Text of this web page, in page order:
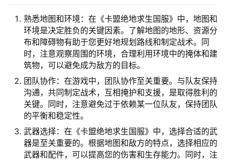
熟悉地图和环境：在《卡盟绝地求生国服》中，地图和
环境是决定胜负的关键因素。了解地图的地形、资源分
布和障碍物有助于您更好地规划路线和制定战术。同
时，注意观察周围的环境，合理利用环境中的掩体和建
筑物，可以避免成为敌方的目标。
团队协作：在游戏中，团队协作至关重要。与队友保持
沟通，共同制定战术，互相掩护和支援，是取得胜利的
关键。同时，注意避免过于依赖某一位队友，保持团队
的平衡和稳定性。
武器选择：在《卡盟绝地求生国服》中，选择合适的武
器是至关重要的。根据地图和敌方的特点，选择相应的
武器和配件，可以提高您的伤害和生存能力。同时，注